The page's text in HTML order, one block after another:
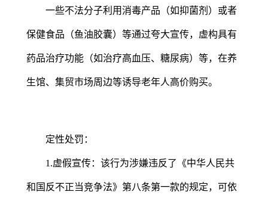
一些不法分子利用消毒产品（如抑菌剂）或者
保健食品（鱼油胶囊）等通过夸大宣传，虚构具有
药品治疗功能（如治疗高血压、糖尿病）等，在养
生馆、集贸市场周边等诱导老年人高价购买。
定性处罚：
1.虚假宣传：该行为涉嫌违反了《中华人民共
和国反不正当竞争法》第八条第一款的规定，可依